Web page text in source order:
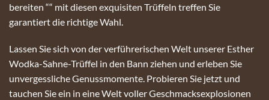
bereiten ““ mit diesen exquisiten Trüffeln treffen Sie
garantiert die richtige Wahl.
Lassen Sie sich von der verführerischen Welt unserer Esther
Wodka-Sahne-Trüffel in den Bann ziehen und erleben Sie
unvergessliche Genussmomente. Probieren Sie jetzt und
tauchen Sie ein in eine Welt voller Geschmacksexplosionen